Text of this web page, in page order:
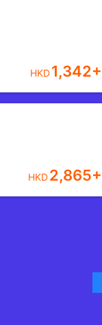
HKD1,342+
HKD2,865+